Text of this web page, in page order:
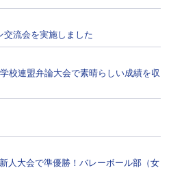
交流会を実施しました
校連盟弁論大会で素晴らしい成績を収
人大会で準優勝！バレーボール部（女